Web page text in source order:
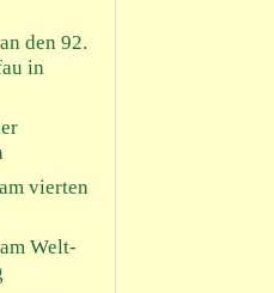
den 92.
in
vierten
Welt-